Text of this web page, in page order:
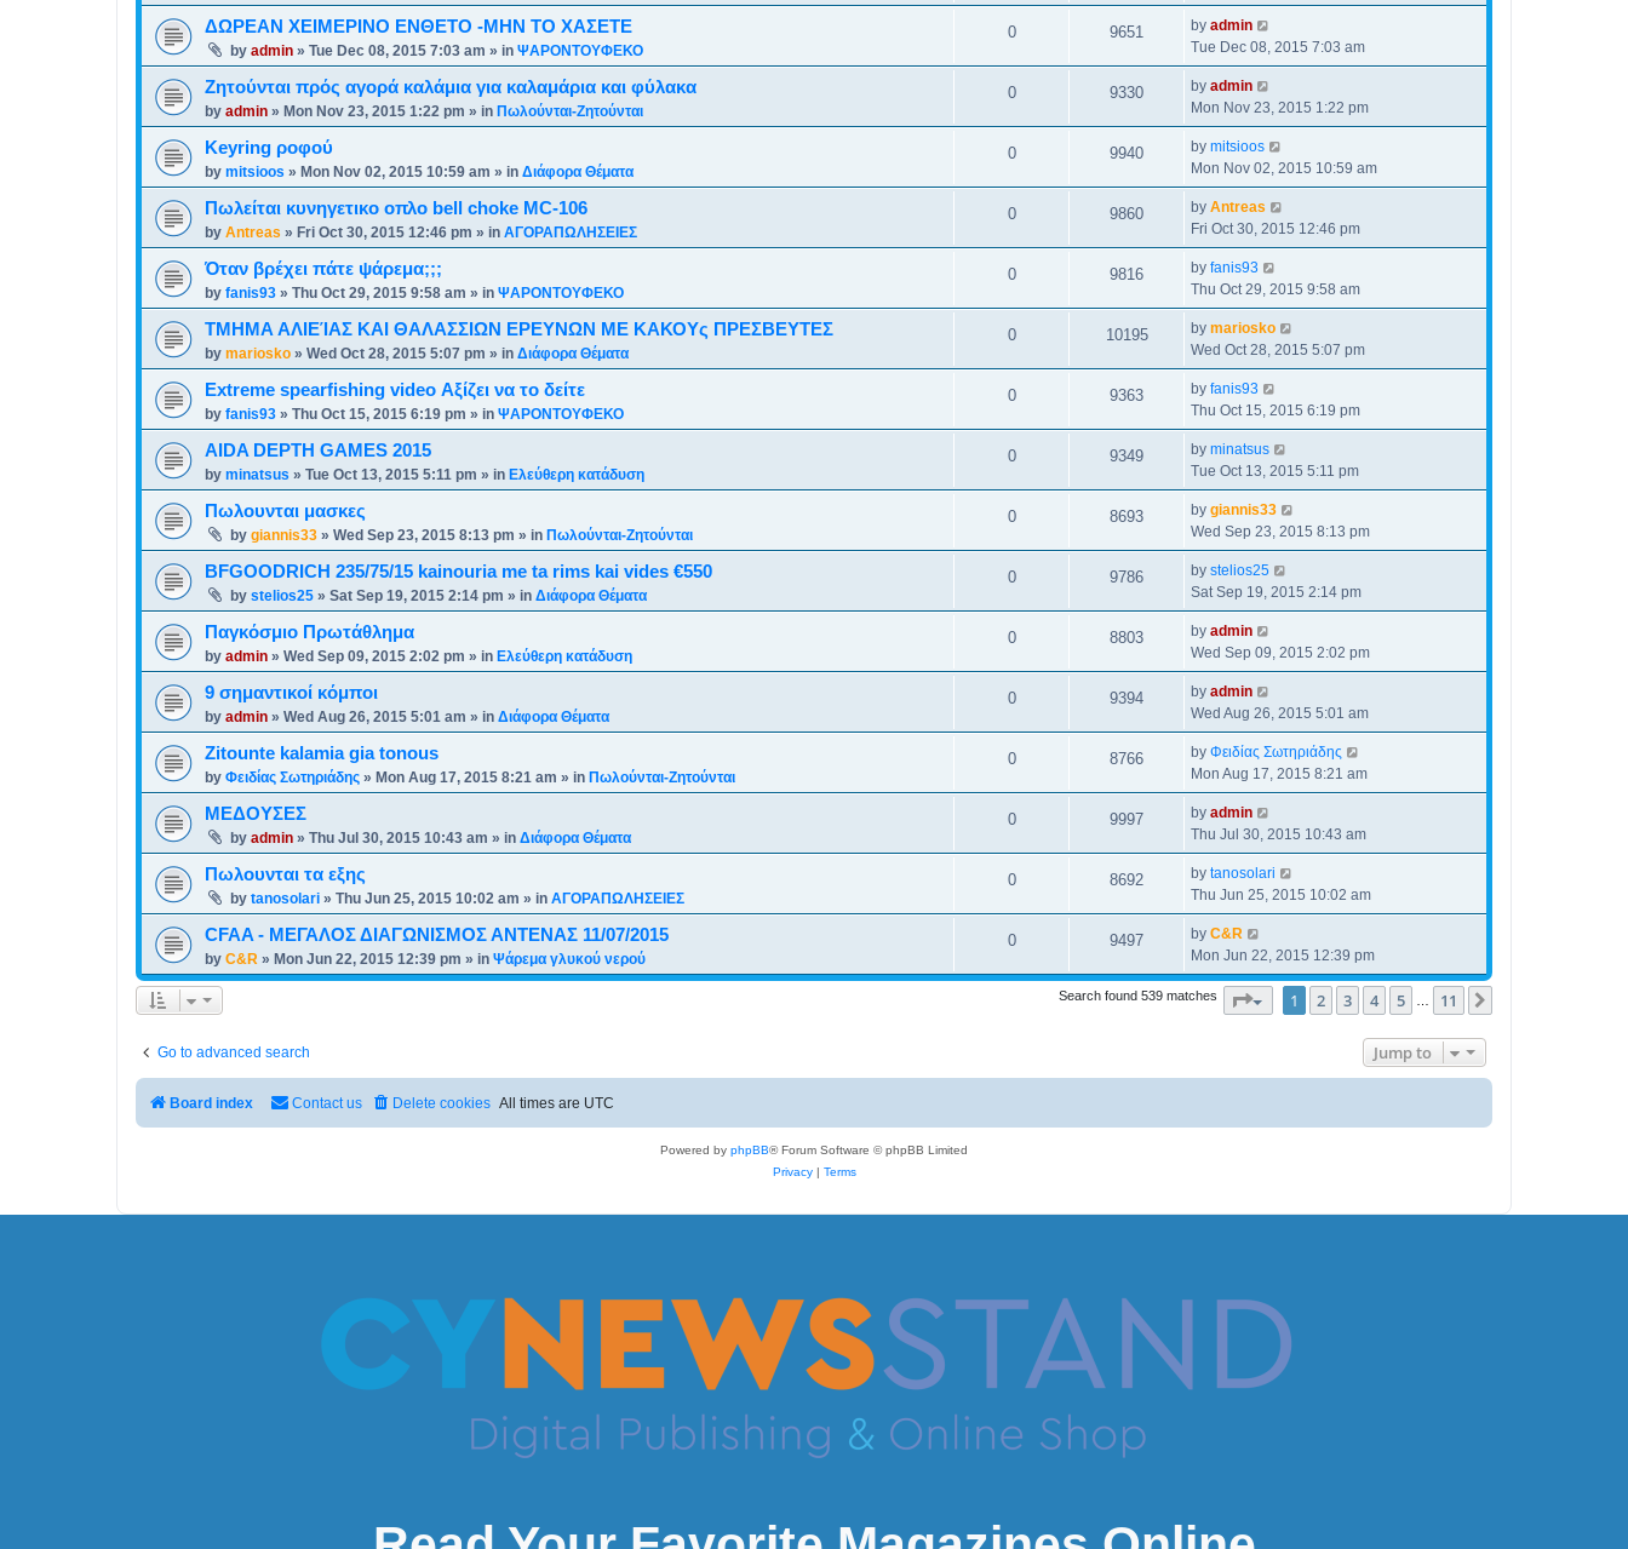
ΔΩΡΕΑΝ ΧΕΙΜΕΡΙΝΟ ΕΝΘΕΤΟ -ΜΗΝ ΤΟ ΧΑΣΕΤΕ
by admin » Tue Dec 08, 2015 7:03 am » in ΨΑΡΟΝΤΟΥΦΕΚΟ
0 9651 by admin
Tue Dec 08, 2015 7:03 am
Ζητούνται πρός αγορά καλάμια για καλαμάρια και φύλακα
by admin » Mon Nov 23, 2015 1:22 pm » in Πωλούνται-Ζητούνται
0 9330 by admin
Mon Nov 23, 2015 1:22 pm
Keyring ροφού
by mitsioos » Mon Nov 02, 2015 10:59 am » in Διάφορα Θέματα
0 9940 by mitsioos
Mon Nov 02, 2015 10:59 am
Πωλείται κυνηγετικο οπλο bell choke MC-106
by Antreas » Fri Oct 30, 2015 12:46 pm » in ΑΓΟΡΑΠΩΛΗΣΕΙΕΣ
0 9860 by Antreas
Fri Oct 30, 2015 12:46 pm
Όταν βρέχει πάτε ψάρεμα;;;
by fanis93 » Thu Oct 29, 2015 9:58 am » in ΨΑΡΟΝΤΟΥΦΕΚΟ
0 9816 by fanis93
Thu Oct 29, 2015 9:58 am
ΤΜΗΜΑ ΑΛΙΕΊΑΣ ΚΑΙ ΘΑΛΑΣΣΙΩΝ ΕΡΕΥΝΩΝ ΜΕ ΚΑΚΟΥς ΠΡΕΣΒΕΥΤΕΣ
by mariosko » Wed Oct 28, 2015 5:07 pm » in Διάφορα Θέματα
0 10195 by mariosko
Wed Oct 28, 2015 5:07 pm
Extreme spearfishing video Αξίζει να το δείτε
by fanis93 » Thu Oct 15, 2015 6:19 pm » in ΨΑΡΟΝΤΟΥΦΕΚΟ
0 9363 by fanis93
Thu Oct 15, 2015 6:19 pm
AIDA DEPTH GAMES 2015
by minatsus » Tue Oct 13, 2015 5:11 pm » in Ελεύθερη κατάδυση
0 9349 by minatsus
Tue Oct 13, 2015 5:11 pm
Πωλουνται μασκες
by giannis33 » Wed Sep 23, 2015 8:13 pm » in Πωλούνται-Ζητούνται
0 8693 by giannis33
Wed Sep 23, 2015 8:13 pm
BFGOODRICH 235/75/15 kainouria me ta rims kai vides €550
by stelios25 » Sat Sep 19, 2015 2:14 pm » in Διάφορα Θέματα
0 9786 by stelios25
Sat Sep 19, 2015 2:14 pm
Παγκόσμιο Πρωτάθλημα
by admin » Wed Sep 09, 2015 2:02 pm » in Ελεύθερη κατάδυση
0 8803 by admin
Wed Sep 09, 2015 2:02 pm
9 σημαντικοί κόμποι
by admin » Wed Aug 26, 2015 5:01 am » in Διάφορα Θέματα
0 9394 by admin
Wed Aug 26, 2015 5:01 am
Zitounte kalamia gia tonous
by Φειδίας Σωτηριάδης » Mon Aug 17, 2015 8:21 am » in Πωλούνται-Ζητούνται
0 8766 by Φειδίας Σωτηριάδης
Mon Aug 17, 2015 8:21 am
ΜΕΔΟΥΣΕΣ
by admin » Thu Jul 30, 2015 10:43 am » in Διάφορα Θέματα
0 9997 by admin
Thu Jul 30, 2015 10:43 am
Πωλουνται τα εξης
by tanosolari » Thu Jun 25, 2015 10:02 am » in ΑΓΟΡΑΠΩΛΗΣΕΙΕΣ
0 8692 by tanosolari
Thu Jun 25, 2015 10:02 am
CFAA - ΜΕΓΑΛΟΣ ΔΙΑΓΩΝΙΣΜΟΣ ΑΝΤΕΝΑΣ 11/07/2015
by C&R » Mon Jun 22, 2015 12:39 pm » in Ψάρεμα γλυκού νερού
0 9497 by C&R
Mon Jun 22, 2015 12:39 pm
Search found 539 matches Page1 of 11
1 2 3 4 5 11
Go to advanced search Jump to
Board index All times are UTC
Delete cookies
Contact us
Powered by phpBB® Forum Software © phpBB Limited
Privacy| Terms